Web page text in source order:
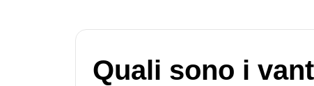
Quali sono i